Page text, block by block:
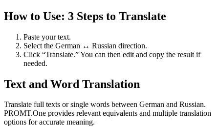
How to Use: 3 Steps to Translate
Paste your text.
Select the German ↔ Russian direction.
Click “Translate.” You can then edit and copy the result if
needed.
Text and Word Translation
Translate full texts or single words between German and Russian.
PROMT.One provides relevant equivalents and multiple translation
options for accurate meaning.